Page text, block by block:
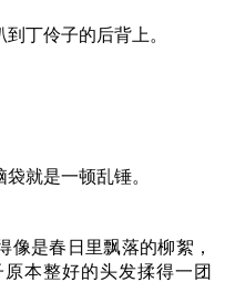
丁伶子的后背上。
就是一顿乱锤。
像是春日里飘落的柳絮，
本整好的头发揉得一团